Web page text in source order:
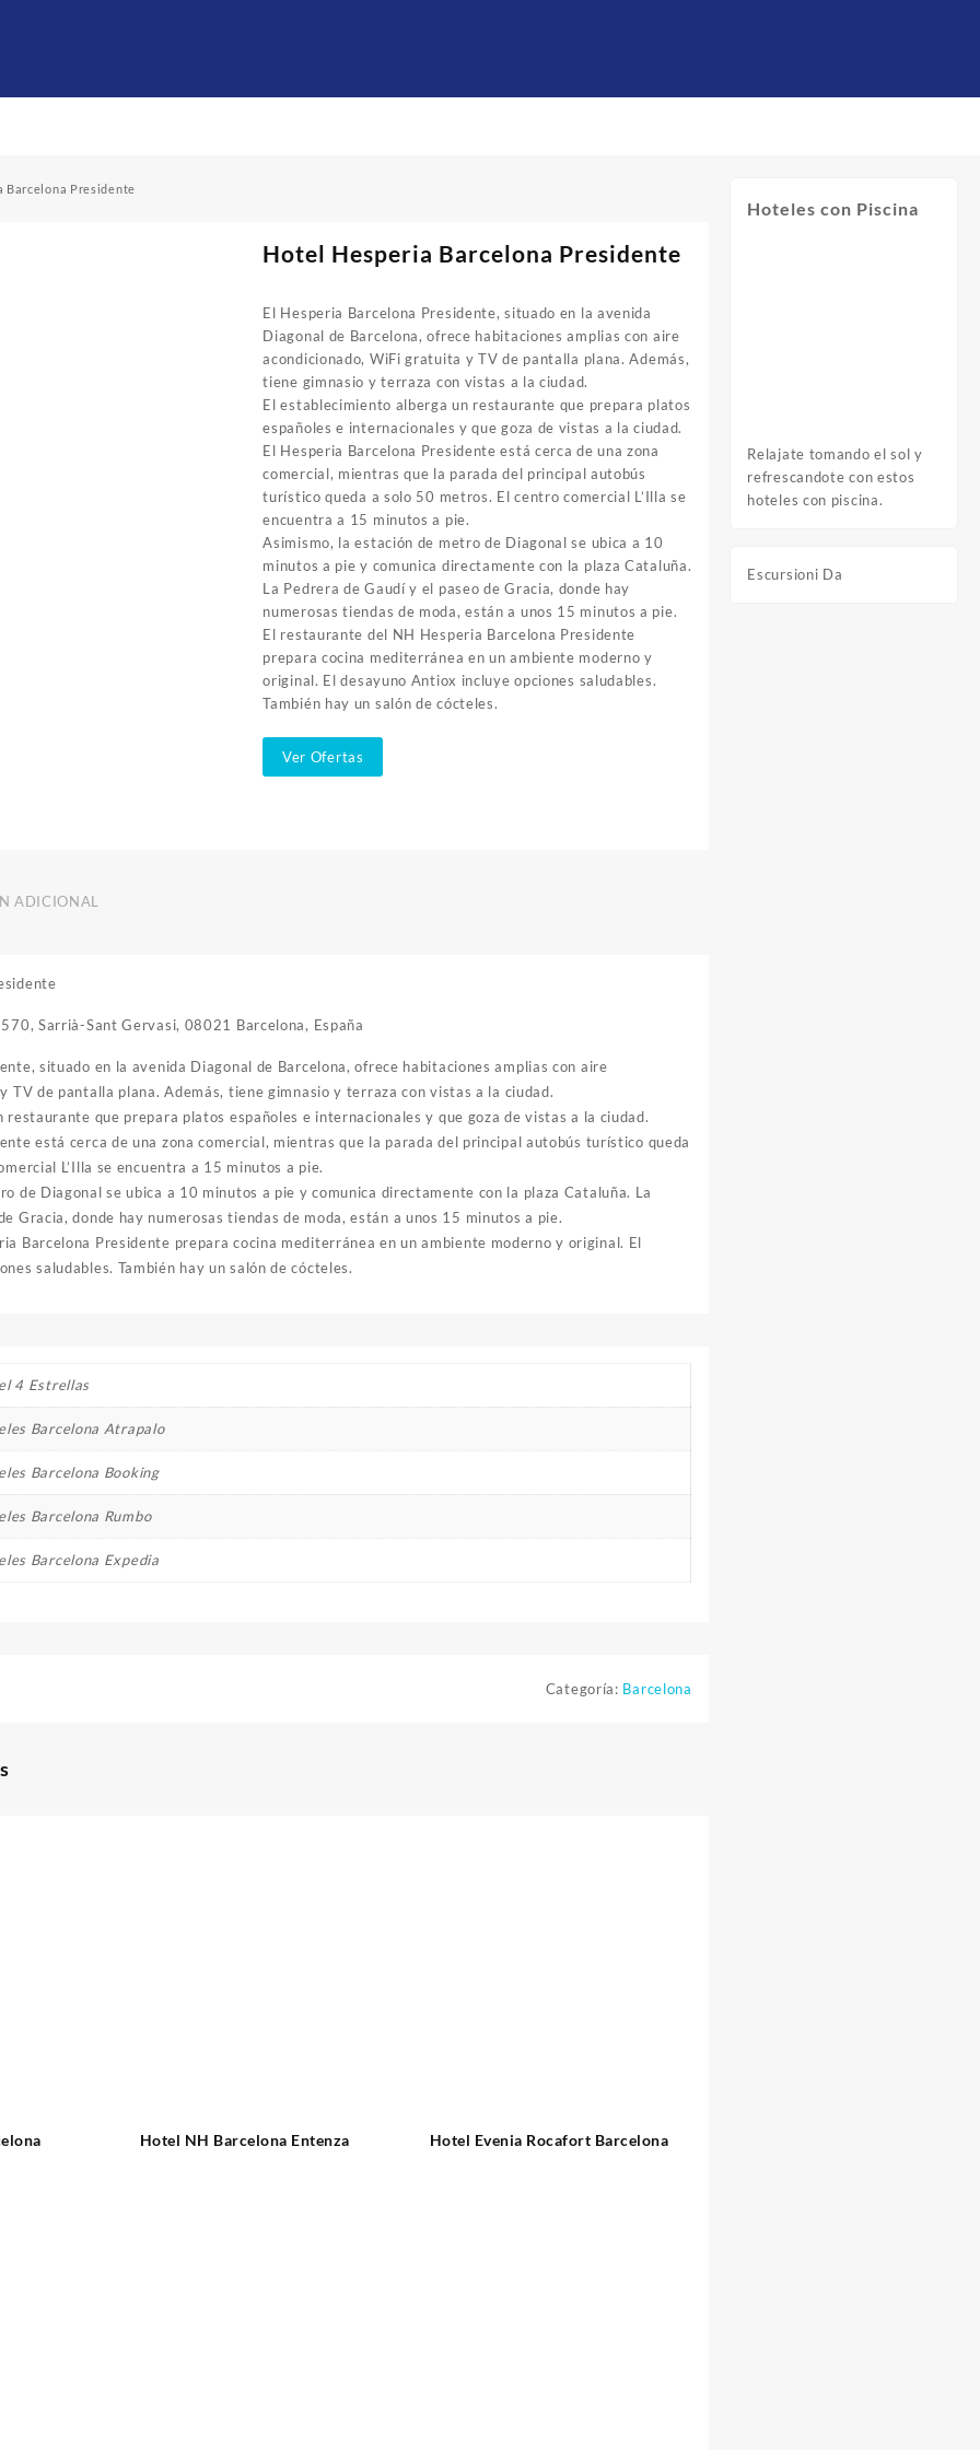
Barcelona Presidente
Hotel Hesperia Barcelona Presidente
El Hesperia Barcelona Presidente, situado en la avenida
Diagonal de Barcelona, ​​ofrece habitaciones amplias con aire
acondicionado, WiFi gratuita y TV de pantalla plana. Además,
tiene gimnasio y terraza con vistas a la ciudad.
El establecimiento alberga un restaurante que prepara platos
españoles e internacionales y que goza de vistas a la ciudad.
El Hesperia Barcelona Presidente está cerca de una zona
comercial, mientras que la parada del principal autobús
turístico queda a solo 50 metros. El centro comercial L’Illa se
encuentra a 15 minutos a pie.
Asimismo, la estación de metro de Diagonal se ubica a 10
minutos a pie y comunica directamente con la plaza Cataluña.
La Pedrera de Gaudí y el paseo de Gracia, donde hay
numerosas tiendas de moda, están a unos 15 minutos a pie.
El restaurante del NH Hesperia Barcelona Presidente
prepara cocina mediterránea en un ambiente moderno y
original. El desayuno Antiox incluye opciones saludables.
También hay un salón de cócteles.
Ver Ofertas
ADICIONAL
Sarrià-Sant Gervasi, 08021 Barcelona, España
situado en la avenida Diagonal de Barcelona, ​​ofrece habitaciones amplias con aire
TV de pantalla plana. Además, tiene gimnasio y terraza con vistas a la ciudad.
que prepara platos españoles e internacionales y que goza de vistas a la ciudad.
está cerca de una zona comercial, mientras que la parada del principal autobús turístico queda
L’Illa se encuentra a 15 minutos a pie.
de Diagonal se ubica a 10 minutos a pie y comunica directamente con la plaza Cataluña. La
Gracia, donde hay numerosas tiendas de moda, están a unos 15 minutos a pie.
Barcelona Presidente prepara cocina mediterránea en un ambiente moderno y original. El
saludables. También hay un salón de cócteles.
4 Estrellas
Barcelona Atrapalo
Barcelona Booking
Barcelona Rumbo
Barcelona Expedia
Categoría: Barcelona
Hotel NH Barcelona Entenza Hotel Evenia Rocafort Barcelona
Hoteles con Piscina
Relajate tomando el sol y
refrescandote con estos
hoteles con piscina.
Escursioni Da